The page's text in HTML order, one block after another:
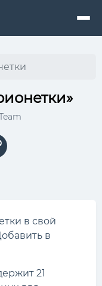
в свой
в
21